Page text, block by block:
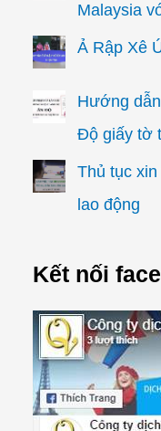
Malaysia
Ả Rập Xê
Hướng
Độ giấy tờ
Thủ tục
lao động
Kết nối